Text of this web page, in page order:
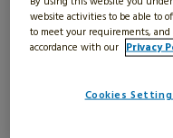
PLATAFORMA
SOFTGEL
PRINCÍPIOS
MENORES E
website activities to be able to
to meet your requirements,
accordance with our Privacy
Cookies